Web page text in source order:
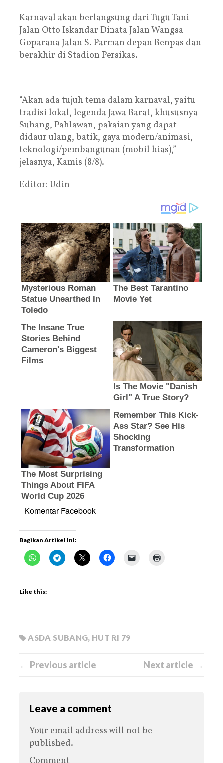
Karnaval akan berlangsung dari Tugu Tani
Jalan Otto Iskandar Dinata Jalan Wangsa
Goparana Jalan S. Parman depan Benpas dan
berakhir di Stadion Persikas.
“Akan ada tujuh tema dalam karnaval, yaitu
tradisi lokal, legenda Jawa Barat, khususnya
Subang, Pahlawan, pakaian yang dapat
didaur ulang, batik, gaya modern/animasi,
teknologi/pembangunan (mobil hias),”
jelasnya, Kamis (8/8).
Editor: Udin
Komentar Facebook
Bagikan Artikel Ini:
Like this:
ASDA SUBANG, HUT RI 79
← Previous article Next article →
Leave a comment
Your email address will not be
published.